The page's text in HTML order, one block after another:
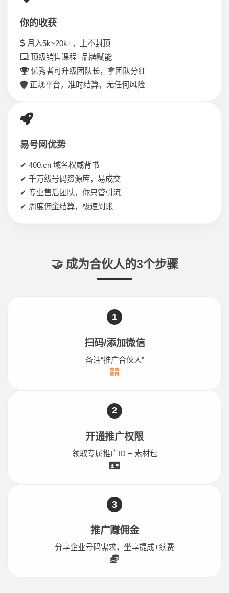
你的收获
月入5k~20k+，上不封顶
顶级销售课程+品牌赋能
优秀者可升级团队长，拿团队分红
正规平台，准时结算，无任何风险
易号网优势
✔ 400.cn 域名权威背书
✔ 千万级号码资源库，易成交
✔ 专业售后团队，你只管引流
✔ 周度佣金结算，极速到账
🤝 成为合伙人的3个步骤
1
扫码/添加微信
备注“推广合伙人”
2
开通推广权限
领取专属推广ID + 素材包
3
推广赚佣金
分享企业号码需求，坐享提成+续费